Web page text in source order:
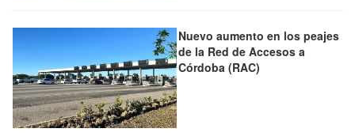
Nuevo aumento en los peajes
de la Red de Accesos a
Córdoba (RAC)